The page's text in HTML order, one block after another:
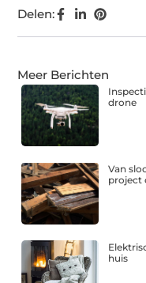
Delen:
Meer Berichten
drone
Van
project
huis